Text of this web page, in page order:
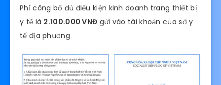
Phí công bố đủ điều kiện kinh doanh trang thiết bị
y tế là 2.100.000 VNĐ gửi vào tài khoản của sở y
tế địa phương